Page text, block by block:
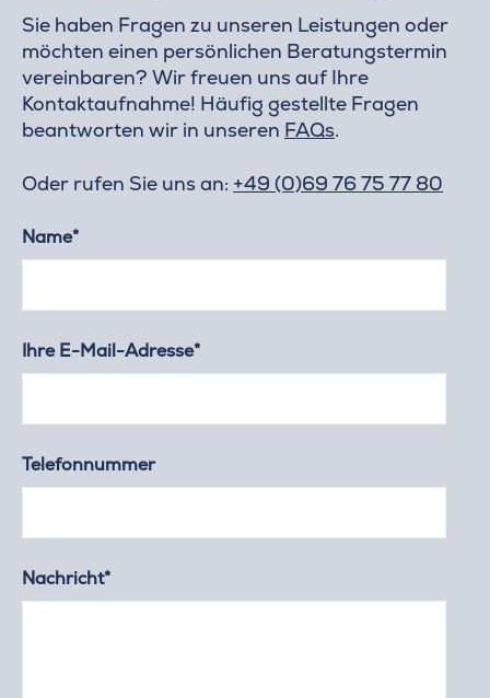
Sie haben Fragen zu unseren Leistungen oder
möchten einen persönlichen Beratungstermin
vereinbaren? Wir freuen uns auf Ihre
Kontaktaufnahme! Häufig gestellte Fragen
beantworten wir in unseren FAQs.
Oder rufen Sie uns an: +49 (0)69 76 75 77 80
Name*
Ihre E-Mail-Adresse*
Telefonnummer
Nachricht*